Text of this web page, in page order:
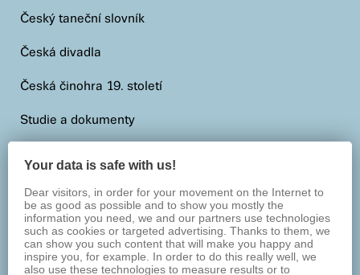
Český taneční slovník
Česká divadla
Česká činohra 19. století
Studie a dokumenty
Your data is safe with us!
Dear visitors, in order for your movement on the Internet to
be as good as possible and to show you mostly the
information you need, we and our partners use technologies
such as cookies or targeted advertising. Thanks to them, we
can show you such content that will make you happy and
inspire you, for example. In order to do this really well, we
also use these technologies to measure results or to